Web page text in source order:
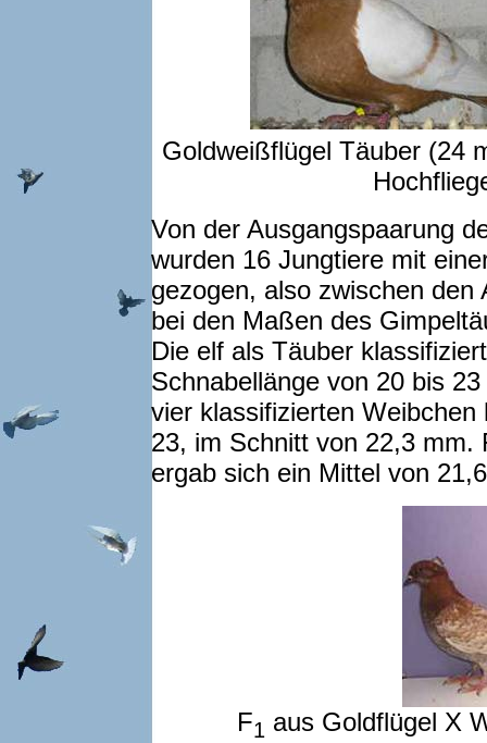
Goldweißflügel
Von der Ausgangspaarung
wurden 16 Jungtiere mit
gezogen, also zwischen den
bei den Maßen des
Die elf als Täuber
Schnabellänge von 20 bis
vier klassifizierten
23, im Schnitt von 22,3 mm.
ergab sich ein Mittel von
F1 aus Goldflügel X